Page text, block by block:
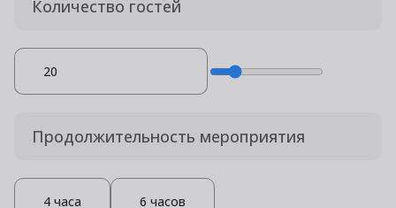
Количество гостей
Продолжительность мероприятия
4 часа 6 часов